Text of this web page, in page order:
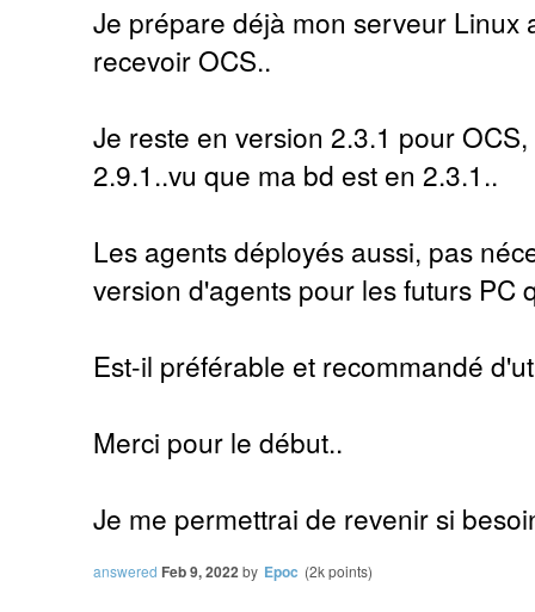
Je prépare déjà mon serveur Linux
recevoir OCS..
Je reste en version 2.3.1 pour
2.9.1..vu que ma bd est en 2.3.1..
Les agents déployés aussi, pas
version d'agents pour les futurs PC
Est-il préférable et recommandé
Merci pour le début..
Je me permettrai de revenir si
answered Feb 9, 2022 by Epoc (2kpoints)